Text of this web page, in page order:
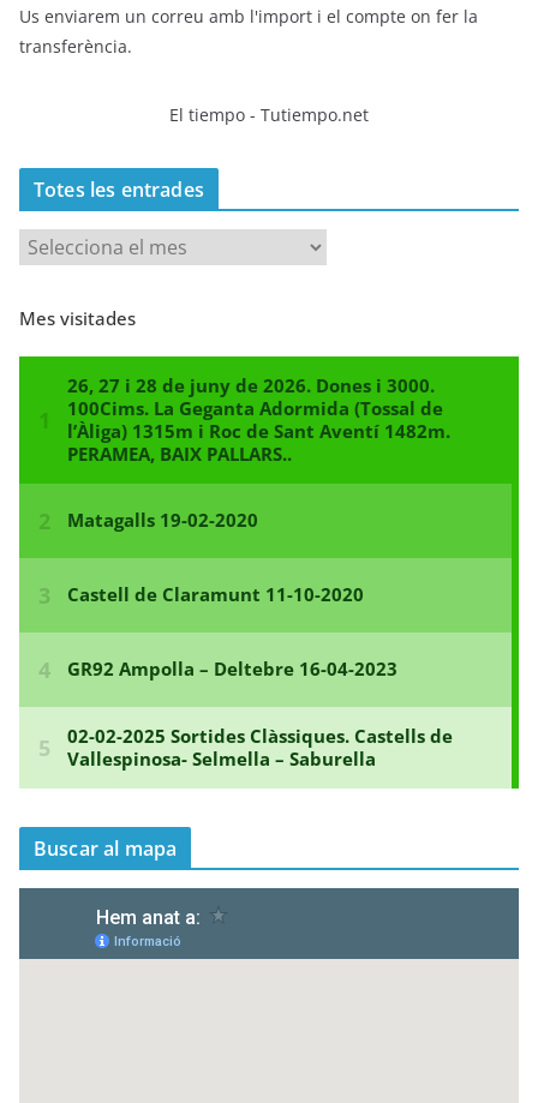
Us enviarem un correu amb l'import i el compte on fer la
transferència.
El tiempo - Tutiempo.net
Totes les entrades
o
e
s
e
d
Mes visitades
Buscar al mapa